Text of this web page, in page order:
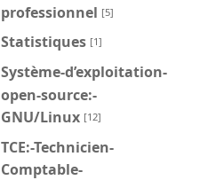
professionnel [5]
Statistiques [1]
Système-d’exploitation-
open-source:-
GNU/Linux [12]
TCE:-Technicien-
Comptable-